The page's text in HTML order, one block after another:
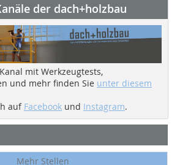
der dach+holzbau
mit Werkzeugtests,
und mehr finden Sie unter diesem
auf Facebook und Instagram.
Mehr Stellen